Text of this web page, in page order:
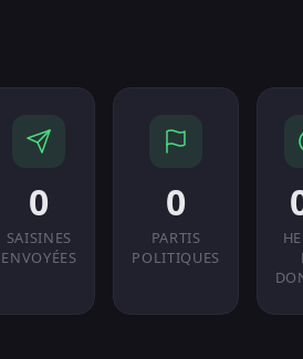
0
SAISINES
ENVOYÉES
0
PARTIS
POLITIQUES